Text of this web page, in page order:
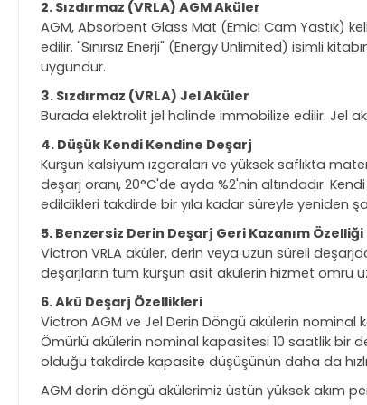
2. Sızdırmaz (VRLA) AGM Aküler
AGM, Absorbent Glass Mat (Emici Cam Yastık)
edilir. "Sınırsız Enerji" (Energy Unlimited) isimli
uygundur.
3. Sızdırmaz (VRLA) Jel Aküler
Burada elektrolit jel halinde immobilize edilir. Jel
4. Düşük Kendi Kendine Deşarj
Kurşun kalsiyum ızgaraları ve yüksek saflıkta
deşarj oranı, 20°C'de ayda %2'nin altındadır.
edildikleri takdirde bir yıla kadar süreyle yeniden
5. Benzersiz Derin Deşarj Geri Kazanım Özelliği
Victron VRLA aküler, derin veya uzun süreli
deşarjların tüm kurşun asit akülerin hizmet ömrü
6. Akü Deşarj Özellikleri
Victron AGM ve Jel Derin Döngü akülerin nominal
Ömürlü akülerin nominal kapasitesi 10 saatlik bir
olduğu takdirde kapasite düşüşünün daha da
AGM derin döngü akülerimiz üstün yüksek akım